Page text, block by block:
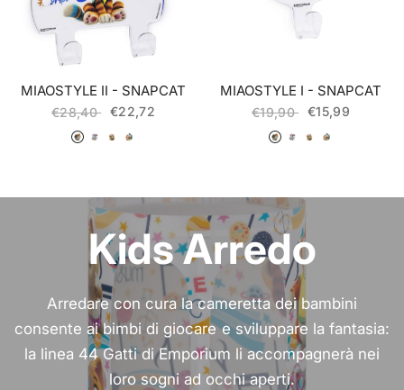
MIAOSTYLE II - SNAPCAT
€28,40 €22,72
055 Lampo
056 Milady
057 Pilou058 Polpetta
MIAOSTYLE I - SNAPCAT
€19,90 €15,99
055 Lampo
056 Milady
057 Pilou058 Polpetta
Kids Arredo
Arredare con cura la cameretta dei bambini
consente ai bimbi di giocare e sviluppare la fantasia:
la linea 44 Gatti di Emporium li accompagnerà nei
loro sogni ad occhi aperti.